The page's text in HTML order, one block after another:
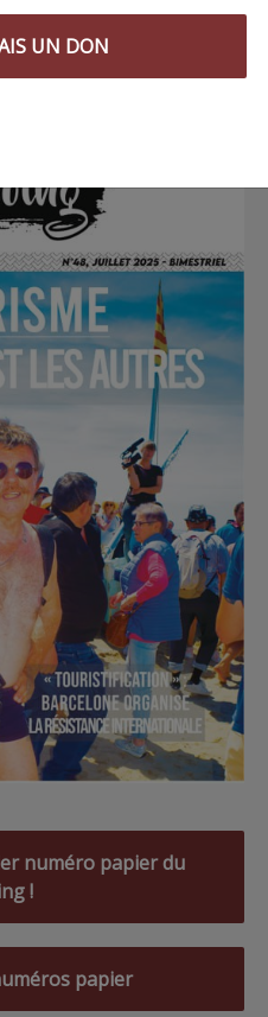
numéro papier du
!
papier
UN DON